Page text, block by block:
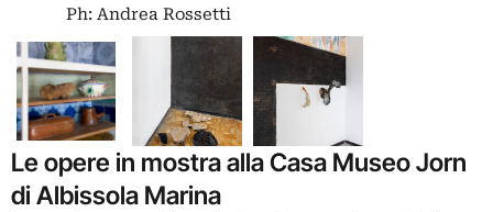
Ph: Andrea Rossetti
Le opere in mostra alla Casa Museo Jorn
di Albissola Marina